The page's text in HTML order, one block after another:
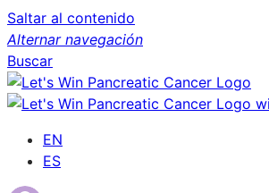
Saltar al contenido
Alternar navegación
Buscar
EN
ES